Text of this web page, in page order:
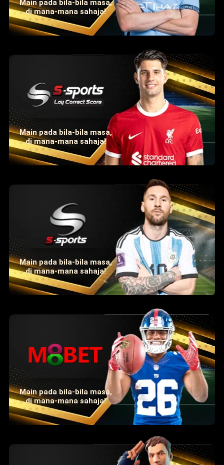
Main pada bila-bila masa,
di mana-mana sahaja!
Main pada bila-bila masa,
di mana-mana sahaja!
Main pada bila-bila masa,
di mana-mana sahaja!
Main pada bila-bila masa,
di mana-mana sahaja!